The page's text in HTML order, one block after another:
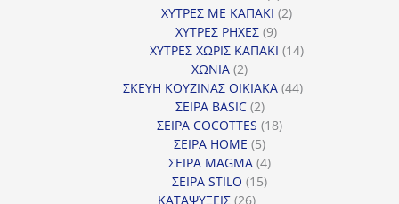
προϊόντα
ΧΥΤΡΕΣ ΜΕ ΚΑΠΑΚΙ 22
ΧΥΤΡΕΣ ΡΗΧΕΣ 99
προϊόντα
ΧΥΤΡΕΣ ΧΩΡΙΣ ΚΑΠΑΚΙ 1414
ΧΩΝΙΑ 22
προϊόντα
ΣΚΕΥΗ ΚΟΥΖΙΝΑΣ ΟΙΚΙΑΚΑ 4444
ΣΕΙΡΑ BASIC 22
προϊόντα
ΣΕΙΡΑ COCOTTES 1818
ΣΕΙΡΑ HOME 55
προϊόντα
ΣΕΙΡΑ MAGMA 44
προϊόντα
ΣΕΙΡΑ STILO 1515
ΚΑΤΑΨΥΞΕΙΣ 2626